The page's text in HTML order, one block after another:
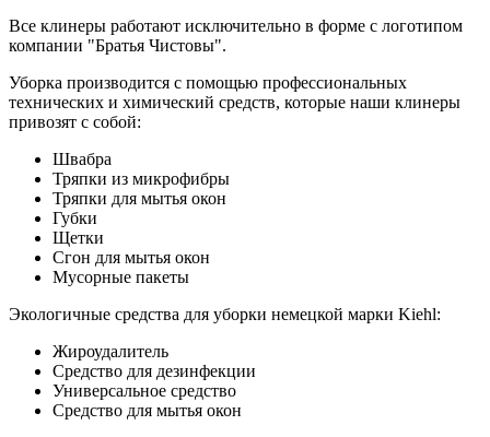
Все клинеры работают исключительно в форме с логотипом
компании "Братья Чистовы".
Уборка производится с помощью профессиональных
технических и химический средств, которые наши клинеры
привозят с собой:
Швабра
Тряпки из микрофибры
Тряпки для мытья окон
Губки
Щетки
Сгон для мытья окон
Мусорные пакеты
Экологичные средства для уборки немецкой марки Kiehl:
Жироудалитель
Средство для дезинфекции
Универсальное средство
Средство для мытья окон